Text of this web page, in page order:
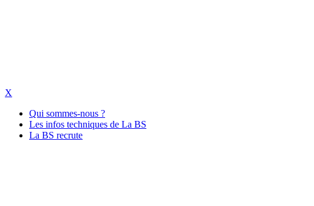
X
Qui sommes-nous ?
Les infos techniques de La BS
La BS recrute